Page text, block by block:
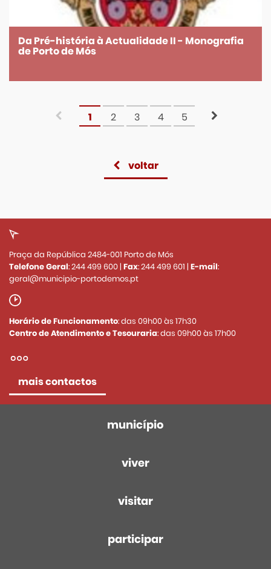
Da Pré-história à Actualidade II - Monografia
de Porto de Mós
1 2 3 4 5
voltar
Praça da República 2484-001 Porto de Mós
Telefone Geral:244 499 600| Fax:244 499 601 | E-mail:
geral@municipio-portodemos.pt
Horário de Funcionamento: das 09h00 às 17h30
Centro de Atendimento e Tesouraria: das 09h00 às 17h00
mais contactos
município
viver
visitar
participar